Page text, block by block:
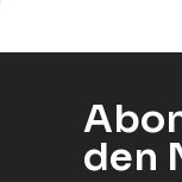
den